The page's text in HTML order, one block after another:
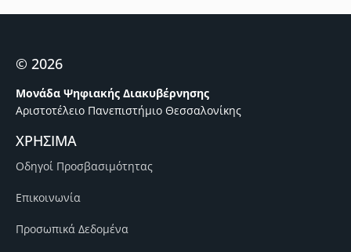
© 2026
Μονάδα Ψηφιακής Διακυβέρνησης
Αριστοτέλειο Πανεπιστήμιο Θεσσαλονίκης
ΧΡΗΣΙΜΑ
Οδηγοί Προσβασιμότητας
Επικοινωνία
Προσωπικά Δεδομένα